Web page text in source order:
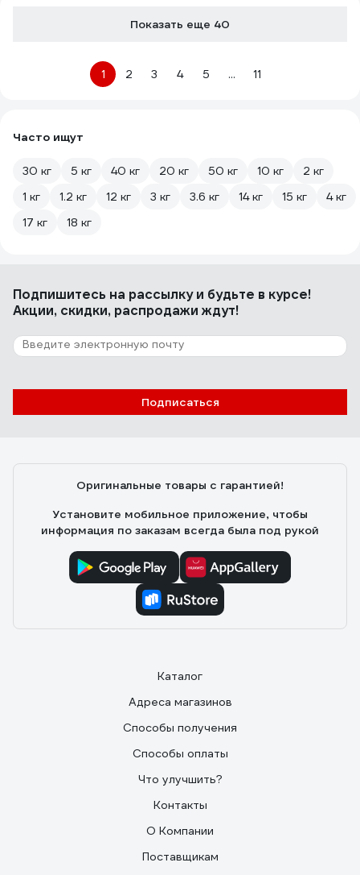
Показать еще 40
1 2 3 4 5 ... 11
Часто ищут
30 кг 5 кг 40 кг 20 кг 50 кг 10 кг
2 кг
1 кг
1.2 кг 12 кг 3 кг 3.6 кг 14 кг 15 кг
4 кг
17 кг
18 кг
Подпишитесь на рассылкуи будьте в курсе!
Акции, скидки, распродажи ждут!
Подписаться
Оригинальные товары с гарантией!
Установите мобильное приложение, чтобы
информация по заказам всегда была под рукой
Каталог
Адреса магазинов
Способы получения
Способы оплаты
Что улучшить?
Контакты
О Компании
Поставщикам